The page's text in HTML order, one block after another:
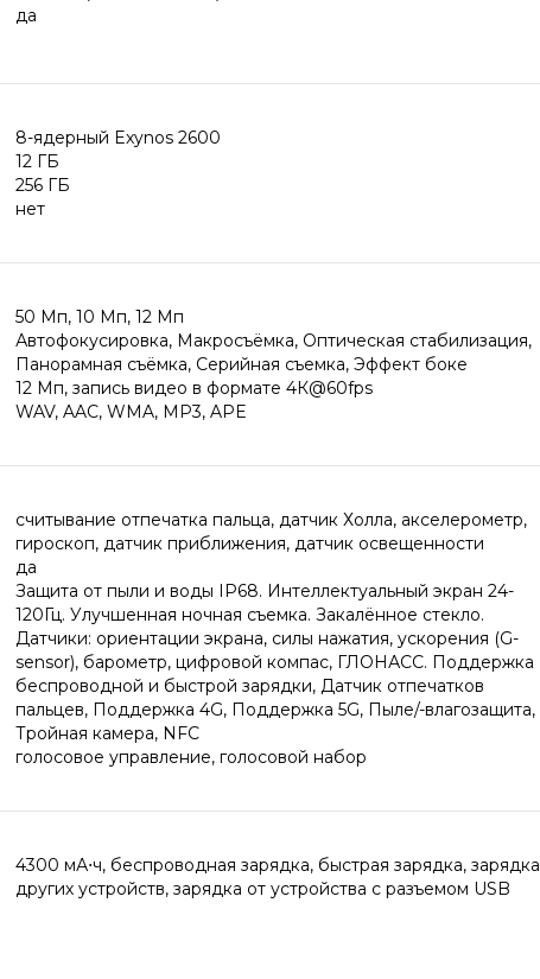
да
8-ядерный Exynos 2600
12 ГБ
256 ГБ
нет
50 Мп, 10 Мп, 12 Мп
Автофокусировка, Макросъёмка, Оптическая стабилизация,
Панорамная съёмка, Серийная съемка, Эффект боке
12 Мп, запись видео в формате 4К@60fps
WAV, AAC, WMA, MP3, APE
считывание отпечатка пальца, датчик Холла, акселерометр,
гироскоп, датчик приближения, датчик освещенности
да
Защита от пыли и воды IP68. Интеллектуальный экран 24-
120Гц. Улучшенная ночная съемка. Закалённое стекло.
Датчики: ориентации экрана, силы нажатия, ускорения (G-
sensor), барометр, цифровой компас, ГЛОНАСС. Поддержка
беспроводной и быстрой зарядки, Датчик отпечатков
пальцев, Поддержка 4G, Поддержка 5G, Пыле/-влагозащита,
Тройная камера, NFC
голосовое управление, голосовой набор
4300 мА⋅ч, беспроводная зарядка, быстрая зарядка, зарядка
других устройств, зарядка от устройства с разъемом USB